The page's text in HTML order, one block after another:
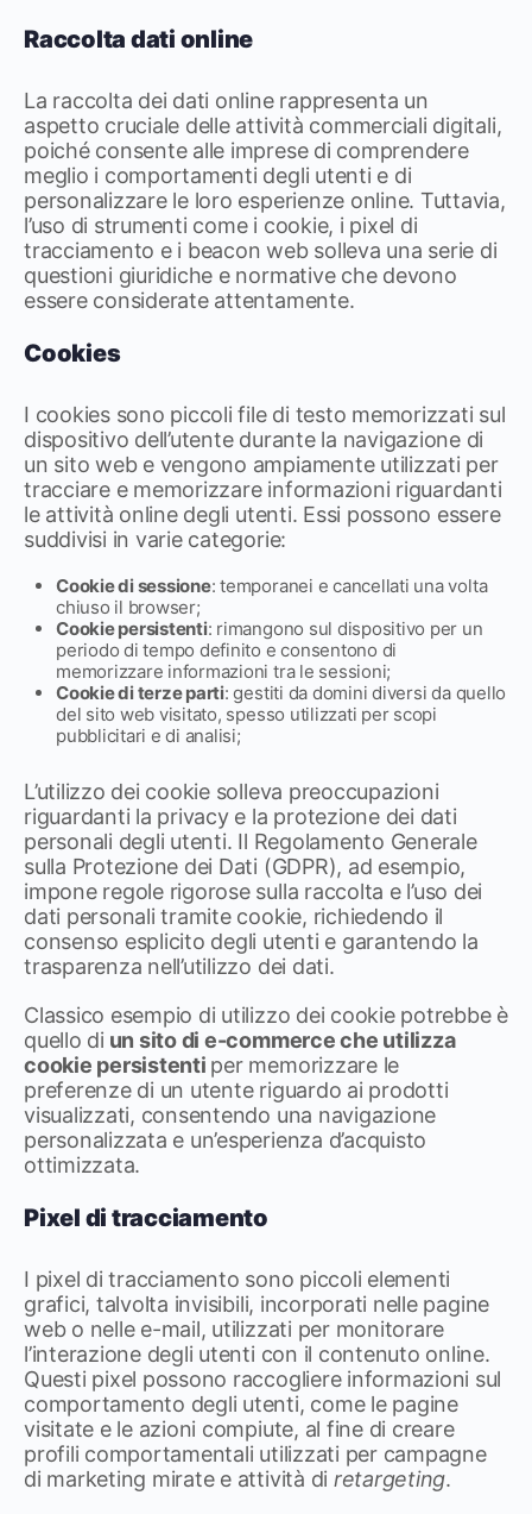
Raccolta dati online
La raccolta dei dati online rappresenta un
aspetto cruciale delle attività commerciali digitali,
poiché consente alle imprese di comprendere
meglio i comportamenti degli utenti e di
personalizzare le loro esperienze online. Tuttavia,
l’uso di strumenti come i cookie, i pixel di
tracciamento e i beacon web solleva una serie di
questioni giuridiche e normative che devono
essere considerate attentamente.
Cookies
I cookies sono piccoli file di testo memorizzati sul
dispositivo dell’utente durante la navigazione di
un sito web e vengono ampiamente utilizzati per
tracciare e memorizzare informazioni riguardanti
le attività online degli utenti. Essi possono essere
suddivisi in varie categorie:
Cookie di sessione: temporanei e cancellati una volta
chiuso il browser;
Cookie persistenti: rimangono sul dispositivo per un
periodo di tempo definito e consentono di
memorizzare informazioni tra le sessioni;
Cookie di terze parti: gestiti da domini diversi da quello
del sito web visitato, spesso utilizzati per scopi
pubblicitari e di analisi;
L’utilizzo dei cookie solleva preoccupazioni
riguardanti la privacy e la protezione dei dati
personali degli utenti. Il Regolamento Generale
sulla Protezione dei Dati (GDPR), ad esempio,
impone regole rigorose sulla raccolta e l’uso dei
dati personali tramite cookie, richiedendo il
consenso esplicito degli utenti e garantendo la
trasparenza nell’utilizzo dei dati.
Classico esempio di utilizzo dei cookie potrebbe è
quello di un sito di e-commerce che utilizza
cookie persistenti per memorizzare le
preferenze di un utente riguardo ai prodotti
visualizzati, consentendo una navigazione
personalizzata e un’esperienza d’acquisto
ottimizzata.
Pixel di tracciamento
I pixel di tracciamento sono piccoli elementi
grafici, talvolta invisibili, incorporati nelle pagine
web o nelle e-mail, utilizzati per monitorare
l’interazione degli utenti con il contenuto online.
Questi pixel possono raccogliere informazioni sul
comportamento degli utenti, come le pagine
visitate e le azioni compiute, al fine di creare
profili comportamentali utilizzati per campagne
di marketing mirate e attività di retargeting.